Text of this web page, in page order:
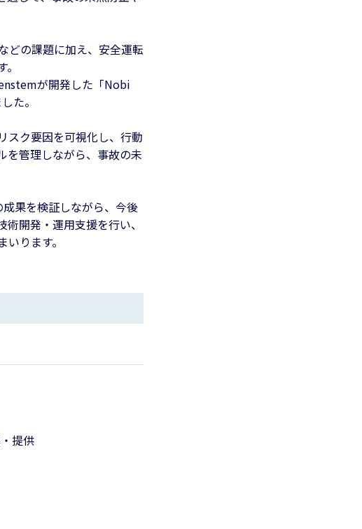
どの課題に加え、安全運転
が開発した「Nobi
た。
スク要因を可視化し、行動
を管理しながら、事故の未
果を検証しながら、今後
開発・運用支援を行い、
ります。
提供